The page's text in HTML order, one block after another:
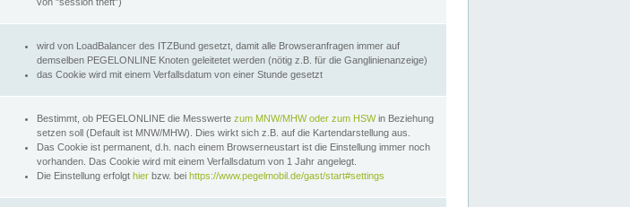
wird von LoadBalancer des ITZBund gesetzt, damit alle Browseranfragen immer auf
demselben PEGELONLINE Knoten geleitetet werden (nötig z.B. für die Ganglinienanzeige)
das Cookie wird mit einem Verfallsdatum von einer Stunde gesetzt
Bestimmt, ob PEGELONLINE die Messwerte zum MNW/MHW oder zum HSWin Beziehung
setzen soll (Default ist MNW/MHW). Dies wirkt sich z.B. auf die Kartendarstellung aus.
Das Cookie ist permanent, d.h. nach einem Browserneustart ist die Einstellung immer noch
vorhanden. Das Cookie wird mit einem Verfallsdatum von 1 Jahr angelegt.
Die Einstellung erfolgt hier bzw. bei https://www.pegelmobil.de/gast/start#settings